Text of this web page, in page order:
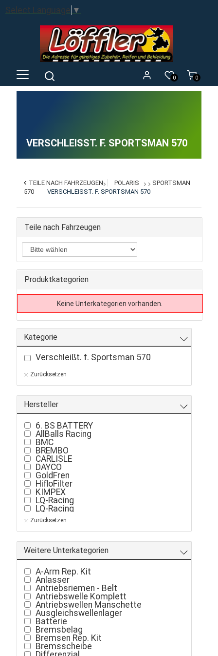
Select Language ▼
0
0
VERSCHLEISST. F. SPORTSMAN 570
TEILE NACH FAHRZEUGEN POLARIS
SPORTSMAN
570
VERSCHLEISST. F. SPORTSMAN 570
Teile nach Fahrzeugen
Produktkategorien
Keine Unterkategorien vorhanden.
Kategorie
Verschleißt. f. Sportsman 570
Zurücksetzen
Hersteller
6. BS BATTERY
AllBalls Racing
BMC
BREMBO
CARLISLE
DAYCO
GoldFren
HifloFilter
KIMPEX
LQ-Racing
LQ-Racing
MAXIMA
MOTUL
Moto-Master
NG Brake
TwinAir
Zurücksetzen
Weitere Unterkategorien
A-Arm Rep. Kit
Anlasser
Antriebsriemen - Belt
Antriebswelle Komplett
Antriebswellen Manschette
Ausgleichswellenlager
Batterie
Bremsbelag
Bremsen Rep. Kit
Bremsscheibe